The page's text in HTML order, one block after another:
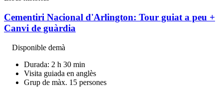
Cementiri Nacional d'Arlington: Tour guiat a peu +
Canvi de guàrdia
Disponible demà
Durada: 2 h 30 min
Visita guiada en anglès
Grup de màx. 15 persones